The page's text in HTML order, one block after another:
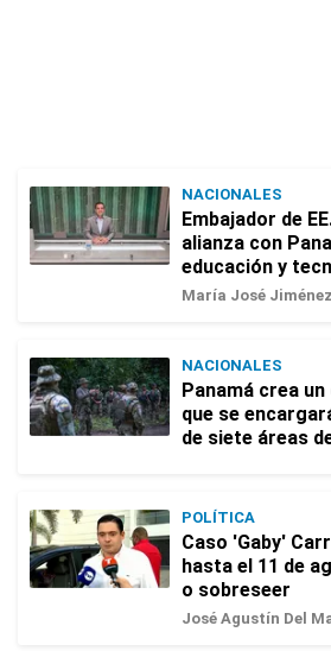
NACIONALES
Embajador de
alianza con
educación y
María José Jiménez
NACIONALES
Panamá crea
que se
de siete áreas
POLÍTICA
Caso 'Gaby'
hasta el 11 de
o sobreseer
José Agustín Del